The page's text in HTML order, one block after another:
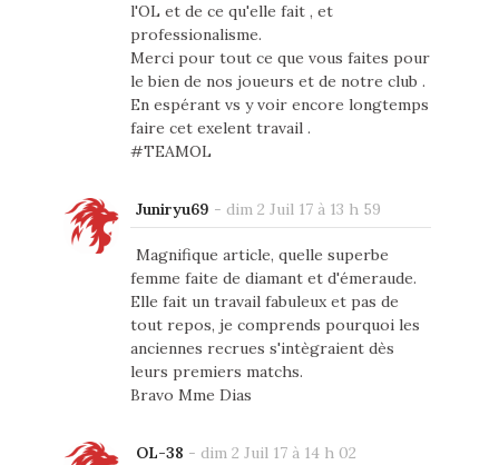
l'OL et de ce qu'elle fait , et
professionalisme.
Merci pour tout ce que vous faites pour
le bien de nos joueurs et de notre club .
En espérant vs y voir encore longtemps
faire cet exelent travail .
#TEAMOL
Juniryu69 - dim 2 Juil 17 à 13 h 59
Magnifique article, quelle superbe
femme faite de diamant et d'émeraude.
Elle fait un travail fabuleux et pas de
tout repos, je comprends pourquoi les
anciennes recrues s'intègraient dès
leurs premiers matchs.
Bravo Mme Dias
OL-38 - dim 2 Juil 17 à 14 h 02